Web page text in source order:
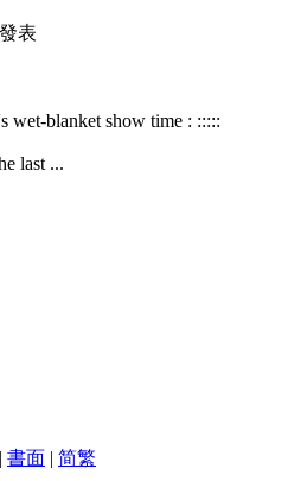
表
wet-blanket show time : :::::
last ...
| 書面 | 简繁